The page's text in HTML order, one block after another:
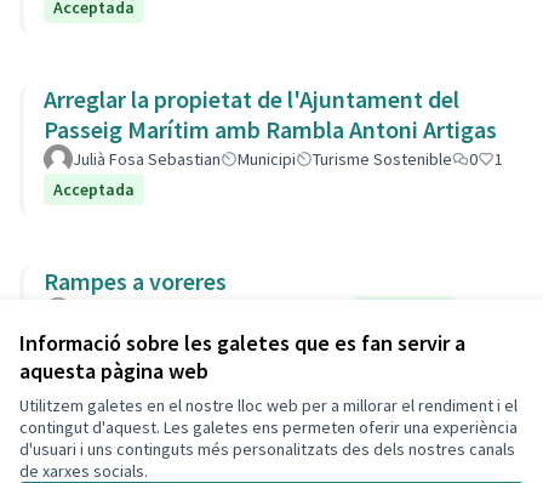
Informació sobre les galetes que es fan servir a
aquesta pàgina web
Utilitzem galetes en el nostre lloc web per a millorar el rendiment i el
contingut d'aquest. Les galetes ens permeten oferir una experiència
d'usuari i uns continguts més personalitzats des dels nostres canals
de xarxes socials.
Acceptada
Arreglar la propietat de l'Ajuntament del
Passeig Marítim amb Rambla Antoni Artigas
Julià Fosa Sebastian Municipi Turisme Sostenible 0
1
Acceptada
Rampes a voreres
Termes i condicions d'ús
Configuració de les galetes
Decidim Calafell a X
Decidim Calafell a Facebook
Decidim Calafell a YouTube
Decidim Calafell a GitHub